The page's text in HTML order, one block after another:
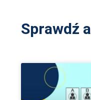
Sprawdź